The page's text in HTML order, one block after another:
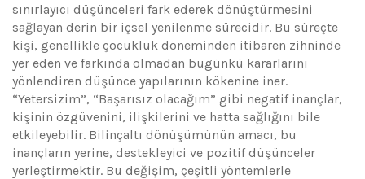
sınırlayıcı düşünceleri fark ederek dönüştürmesini
sağlayan derin bir içsel yenilenme sürecidir. Bu süreçte
kişi, genellikle çocukluk döneminden itibaren zihninde
yer eden ve farkında olmadan bugünkü kararlarını
yönlendiren düşünce yapılarının kökenine iner.
“Yetersizim”, “Başarısız olacağım” gibi negatif inançlar,
kişinin özgüvenini, ilişkilerini ve hatta sağlığını bile
etkileyebilir. Bilinçaltı dönüşümünün amacı, bu
inançların yerine, destekleyici ve pozitif düşünceler
yerleştirmektir. Bu değişim, çeşitli yöntemlerle